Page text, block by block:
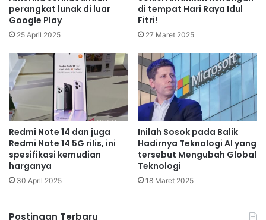
perangkat lunak di luar
Google Play
25 April 2025
di tempat Hari Raya Idul
Fitri!
27 Maret 2025
Redmi Note 14 dan juga
Redmi Note 14 5G rilis, ini
spesifikasi kemudian
harganya
30 April 2025
Inilah Sosok pada Balik
Hadirnya Teknologi AI yang
tersebut Mengubah Global
Teknologi
18 Maret 2025
Postingan Terbaru